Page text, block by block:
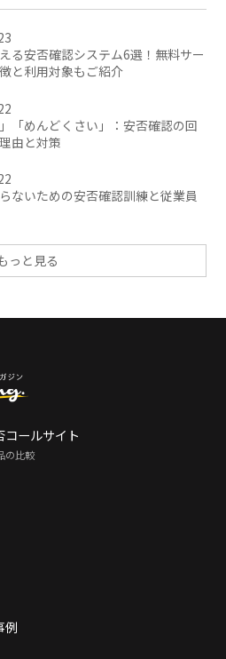
る安否確認システム6選！無料サー
と利用対象もご紹介
」「めんどくさい」：安否確認の回
由と対策
ないための安否確認訓練と従業員
っと見る
ールサイト
の比較
例